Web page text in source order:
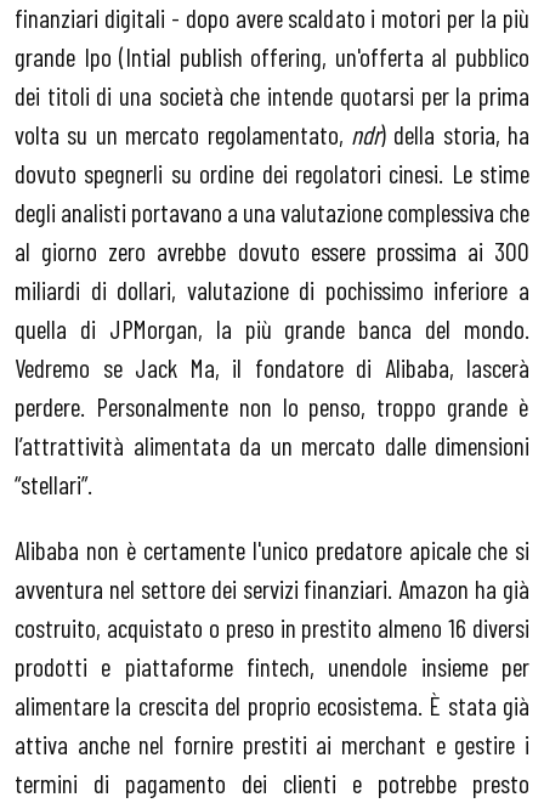
finanziari digitali - dopo avere scaldato i motori per la più
grande Ipo (Intial publish offering, un'offerta al pubblico
dei titoli di una società che intende quotarsi per la prima
volta su un mercato regolamentato, ndr) della storia, ha
dovuto spegnerli su ordine dei regolatori cinesi. Le stime
degli analisti portavano a una valutazione complessiva che
al giorno zero avrebbe dovuto essere prossima ai 300
miliardi di dollari, valutazione di pochissimo inferiore a
quella di JPMorgan, la più grande banca del mondo.
Vedremo se Jack Ma, il fondatore di Alibaba, lascerà
perdere. Personalmente non lo penso, troppo grande è
l’attrattività alimentata da un mercato dalle dimensioni
“stellari”.
Alibaba non è certamente l'unico predatore apicale che si
avventura nel settore dei servizi finanziari. Amazon ha già
costruito, acquistato o preso in prestito almeno 16 diversi
prodotti e piattaforme fintech, unendole insieme per
alimentare la crescita del proprio ecosistema. È stata già
attiva anche nel fornire prestiti ai merchant e gestire i
termini di pagamento dei clienti e potrebbe presto